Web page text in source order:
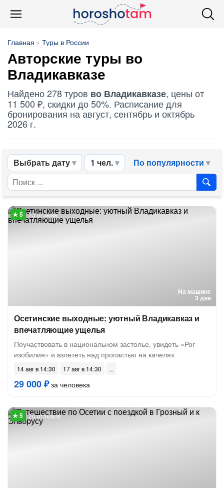
Главная Туры в России
Авторские туры во
Владикавказе
Найдено 278 туров во Владикавказе, цены от
11 500 ₽, скидки до 50%. Расписание для
бронирования на август, сентябрь и октябрь
2026 г.
Выбрать дату 1 чел. По популярности
На машине
3 дня
23 отзыва
Осетинские выходные: уютный Владикавказ и
впечатляющие ущелья
Поучаствовать в национальном застолье, увидеть «Рог
изобилия» и взлететь над пропастью на качелях
14 авг в 14:30 17 авг в 14:30
29 000 ₽за человека
20 отзывов